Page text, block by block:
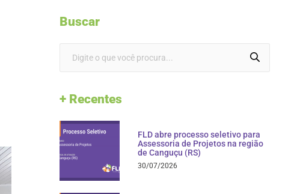
Buscar
+ Recentes
FLD abre processo seletivo para
Assessoria de Projetos na região
de Canguçu (RS)
30/07/2026